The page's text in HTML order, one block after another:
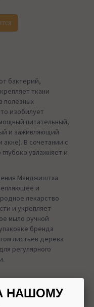
бактерий,
ткани
полезных
изобилует
питательный,
и заживляющий
В сочетании с
увлажняет и
Манджиштха
и
лекарство
и укрепляет
мыло ручной
бренда
листьев дерева
регулярного
НАШОМУ